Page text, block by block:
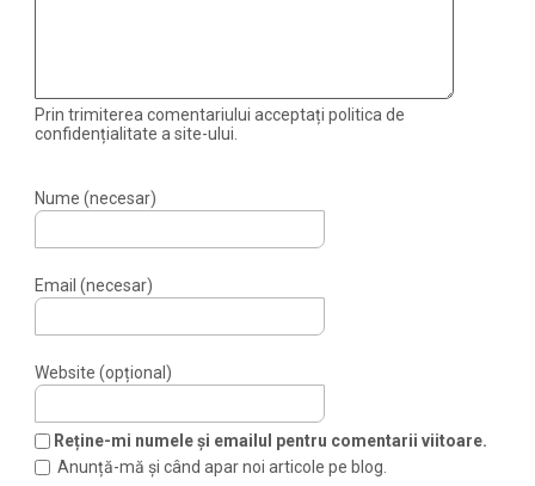
Prin trimiterea comentariului acceptați politica de
confidențialitate a site-ului.
Nume (necesar)
Email (necesar)
Website (opțional)
Reține-mi numele și emailul pentru comentarii viitoare.
Anunță-mă și când apar noi articole pe blog.